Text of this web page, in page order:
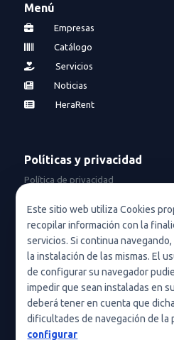
Este sitio web utiliza Cookies
recopilar información con la
servicios. Si continua
la instalación de las mismas. El
de configurar su navegador
impedir que sean instaladas en
deberá tener en cuenta que
dificultades de navegación de la
configurar
Menú
Empresas
Catálogo
Servicios
Noticias
HeraRent
Políticas y privacidad
Política de privacidad
Política de privacidad en redes
Condiciones de uso
Política de cookies (UE)
Política de cookies
Condiciones generales de
Nota legal